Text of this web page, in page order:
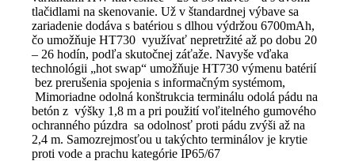
tlačidlami na skenovanie. Už v štandardnej výbave sa
zariadenie dodáva s batériou s dlhou výdržou 6700mAh,
čo umožňuje HT730 využívať nepretržité až po dobu 20
– 26 hodín, podľa skutočnej záťaže. Navyše vďaka
technológii „hot swap“ umožňuje HT730 výmenu batérií
bez prerušenia spojenia s informačným systémom,
Mimoriadne odolná konštrukcia terminálu odolá pádu na
betón z výšky 1,8 m a pri použití voľitelného gumového
ochranného púzdra sa odolnosť proti pádu zvýši až na
2,4 m. Samozrejmosťou u takýchto terminálov je krytie
proti vode a prachu kategórie IP65/67